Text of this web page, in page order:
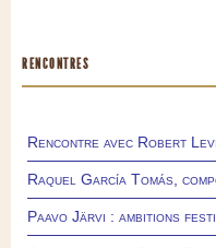
RENCONTRES
Rencontre avec Robert
Raquel García Tomás,
Paavo Järvi : ambitions